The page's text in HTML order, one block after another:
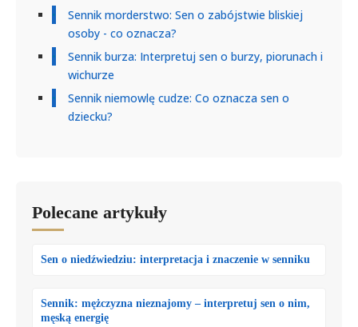
Sennik morderstwo: Sen o zabójstwie bliskiej
osoby - co oznacza?
Sennik burza: Interpretuj sen o burzy, piorunach i
wichurze
Sennik niemowlę cudze: Co oznacza sen o
dziecku?
Polecane artykuły
Sen o niedźwiedziu: interpretacja i znaczenie w senniku
Sennik: mężczyzna nieznajomy – interpretuj sen o nim,
męską energię